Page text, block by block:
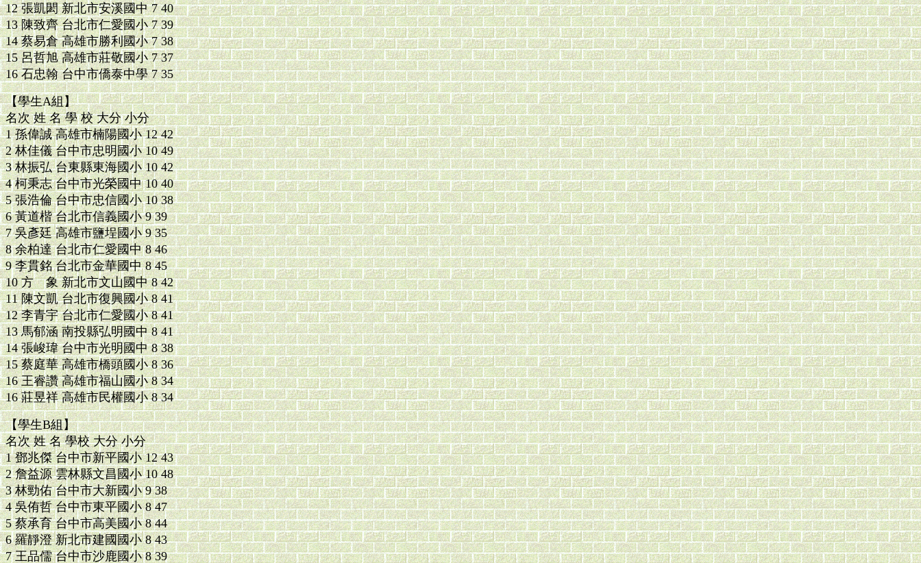
12 張凱閎 新北市安溪國中 7 40
13 陳致齊 台北市仁愛國小 7 39
14 蔡易倉 高雄市勝利國小 7 38
15 呂哲旭 高雄市莊敬國小 7 37
16 石忠翰 台中市僑泰中學 7 35
【學生A組】
名次 姓 名 學 校 大分 小分
1 孫偉誠 高雄市楠陽國小 12 42
2 林佳儀 台中市忠明國小 10 49
3 林振弘 台東縣東海國小 10 42
4 柯秉志 台中市光榮國中 10 40
5 張浩倫 台中市忠信國小 10 38
6 黃道楷 台北市信義國小 9 39
7 吳彥廷 高雄市鹽埕國小 9 35
8 余柏達 台北市仁愛國中 8 46
9 李貫銘 台北市金華國中 8 45
10 方 象 新北市文山國中 8 42
11 陳文凱 台北市復興國小 8 41
12 李青宇 台北市仁愛國小 8 41
13 馬郁涵 南投縣弘明國中 8 41
14 張峻瑋 台中市光明國中 8 38
15 蔡庭華 高雄市橋頭國小 8 36
16 王睿讚 高雄市福山國小 8 34
16 莊昱祥 高雄市民權國小 8 34
【學生B組】
名次 姓 名 學校 大分 小分
1 鄧兆傑 台中市新平國小 12 43
2 詹益源 雲林縣文昌國小 10 48
3 林勁佑 台中市大新國小 9 38
4 吳侑哲 台中市東平國小 8 47
5 蔡承育 台中市高美國小 8 44
6 羅靜澄 新北市建國國小 8 43
7 王品儒 台中市沙鹿國小 8 39